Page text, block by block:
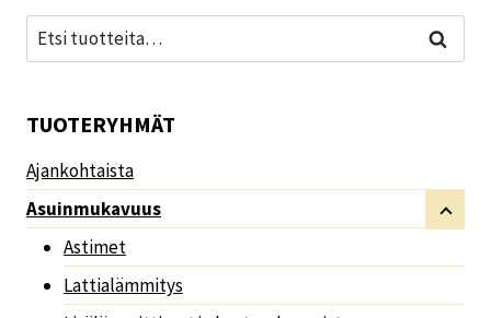
Etsi: Haku
TUOTERYHMÄT
Ajankohtaista
Asuinmukavuus
Astimet
Lattialämmitys